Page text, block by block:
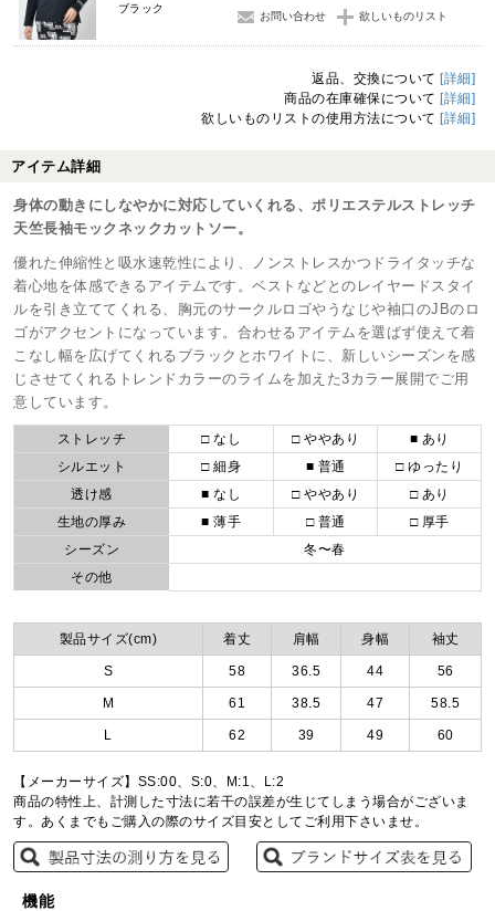
ブラック
お問い合わせ 欲しいものリスト
返品、交換について [詳細]
商品の在庫確保について [詳細]
欲しいものリストの使用方法について [詳細]
アイテム詳細
身体の動きにしなやかに対応していくれる、ポリエステルストレッチ
天竺長袖モックネックカットソー。
優れた伸縮性と吸水速乾性により、ノンストレスかつドライタッチな
着心地を体感できるアイテムです。ベストなどとのレイヤードスタイ
ルを引き立ててくれる、胸元のサークルロゴやうなじや袖口のJBのロ
ゴがアクセントになっています。合わせるアイテムを選ばず使えて着
こなし幅を広げてくれるブラックとホワイトに、新しいシーズンを感
じさせてくれるトレンドカラーのライムを加えた3カラー展開でご用
意しています。
ストレッチ □ なし □ ややあり
■ あり
シルエット
□ 細身 ■ 普通
□ ゆったり
透け感
■ なし □ ややあり
□ あり
生地の厚み
■ 薄手 □ 普通
□ 厚手
シーズン
冬〜春
その他
製品サイズ(cm) 着丈 肩幅 身幅 袖丈
S 58 36.5 44 56
M 61 38.5 47 58.5
L 62 39 49 60
【メーカーサイズ】SS:00、S:0、M:1、L:2
商品の特性上、計測した寸法に若干の誤差が生じてしまう場合がございま
す。あくまでもご購入の際のサイズ目安としてご利用下さいませ。
機能